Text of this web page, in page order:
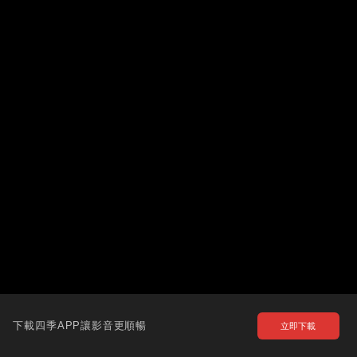
下載四季APP讓影音更順暢 立即下載